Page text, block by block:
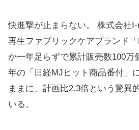
快進撃が止まらない。 株式会社
再生ファブリックケアブランド
か一年足らずで累計販売数100万
年の「日経MJヒット商品番付」
ままに、計画比2.3倍という驚異
いる。